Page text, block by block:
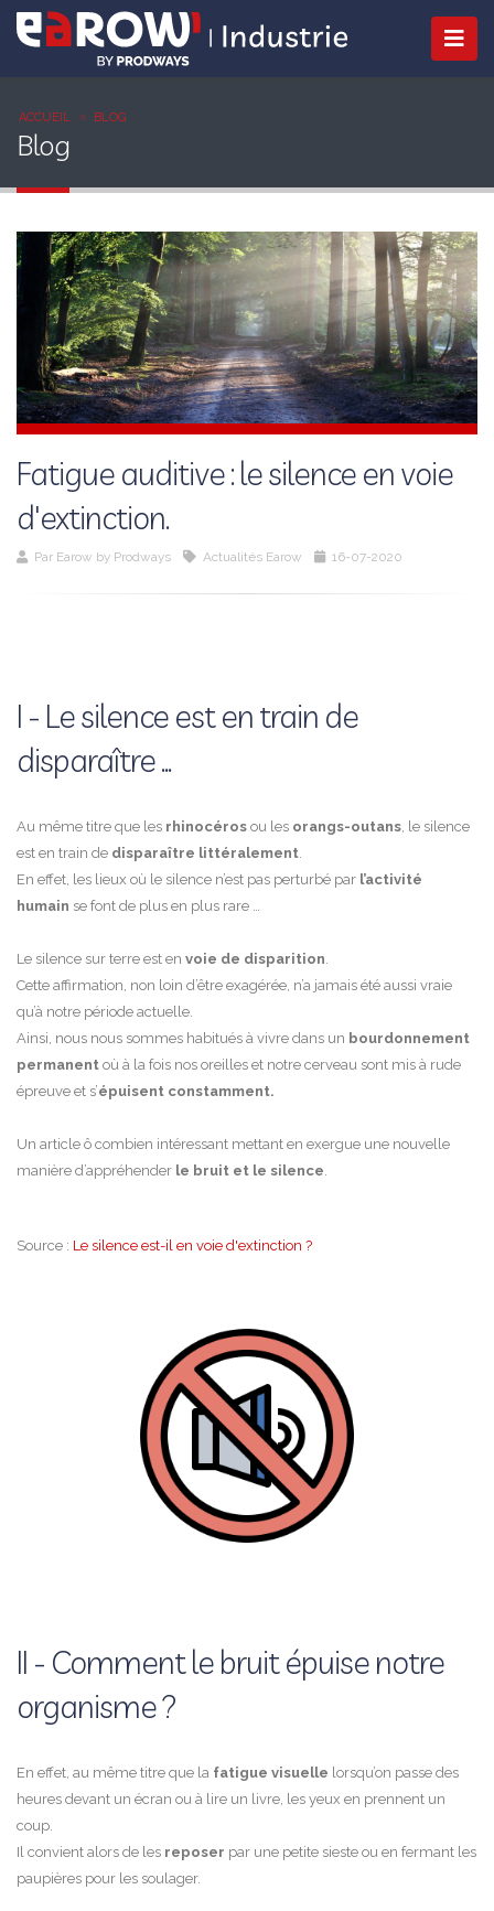
ACCUEIL BLOG
Blog
Fatigue auditive : le silence en voie
d'extinction.
Par Earow by Prodways Actualités Earow 16-07-2020
I - Le silence est en train de
disparaître ...
Au même titre que les rhinocéros ou les orangs-outans, le silence
est en train de disparaître littéralement.
En effet, les lieux où le silence n’est pas perturbé par l’activité
humain se font de plus en plus rare …
Le silence sur terre est en voie de disparition.
Cette affirmation, non loin d’être exagérée, n’a jamais été aussi vraie
qu’à notre période actuelle.
Ainsi, nous nous sommes habitués à vivre dans un bourdonnement
permanent où à la fois nos oreilles et notre cerveau sont mis à rude
épreuve et s’épuisent constamment.
Un article ô combien intéressant mettant en exergue une nouvelle
manière d’appréhender le bruit et le silence.
Source : Le silence est-il en voie d'extinction ?
II - Comment le bruit épuise notre
organisme ?
En effet, au même titre que la fatigue visuelle lorsqu’on passe des
heures devant un écran ou à lire un livre, les yeux en prennent un
coup.
Il convient alors de les reposer par une petite sieste ou en fermant les
paupières pour les soulager.